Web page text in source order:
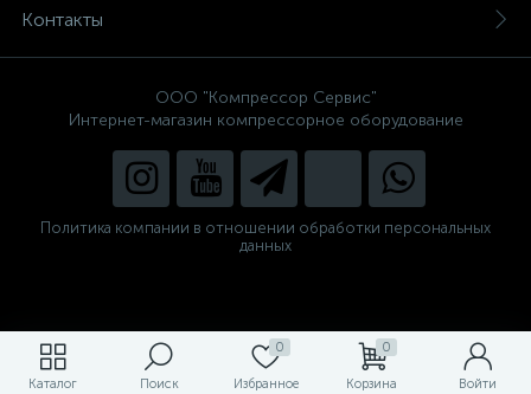
Каталог Поиск
0
Избранное
0
Корзина Войти
Контакты
ООО "Компрессор Сервис"
Интернет-магазин компрессорное оборудование
Политика компании в отношении обработки персональных
данных